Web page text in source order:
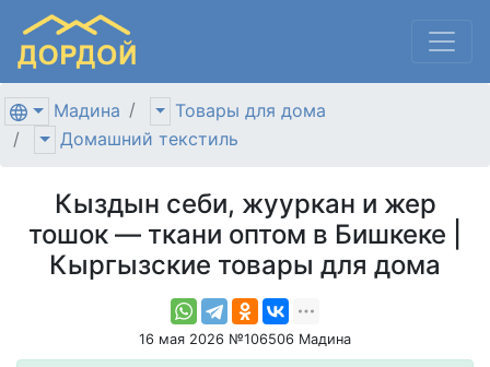
Мадина
Товары для дома
Домашний текстиль
Кыздын себи, жууркан и жер
тошок — ткани оптом в Бишкеке |
Кыргызские товары для дома
16 мая 2026 №106506 Мадина